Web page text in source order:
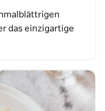
das einzigartige